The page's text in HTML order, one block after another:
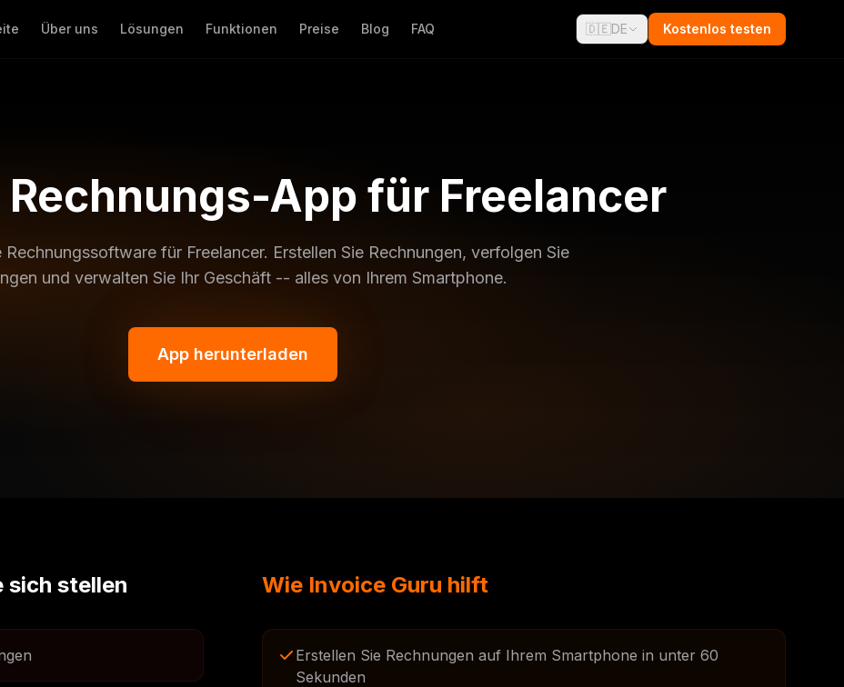
Über uns Lösungen Funktionen Preise Blog FAQ 🇩🇪DE Kostenlos testen
Rechnungs-App für Freelancer
Rechnungssoftware für Freelancer. Erstellen Sie Rechnungen, verfolgen Sie
und verwalten Sie Ihr Geschäft -- alles von Ihrem Smartphone.
App herunterladen
sich stellen Wie Invoice Guru hilft
Erstellen Sie Rechnungen auf Ihrem Smartphone in unter 60
Sekunden